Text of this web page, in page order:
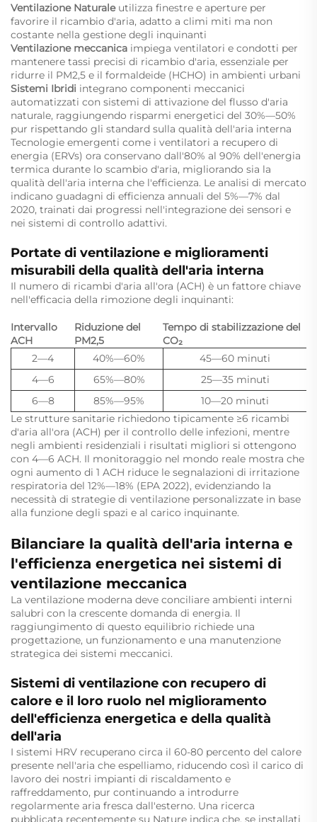
Ventilazione Naturale utilizza finestre e aperture per
favorire il ricambio d'aria, adatto a climi miti ma non
costante nella gestione degli inquinanti
Ventilazione meccanica impiega ventilatori e condotti per
mantenere tassi precisi di ricambio d'aria, essenziale per
ridurre il PM2,5 e il formaldeide (HCHO) in ambienti urbani
Sistemi Ibridi integrano componenti meccanici
automatizzati con sistemi di attivazione del flusso d'aria
naturale, raggiungendo risparmi energetici del 30%—50%
pur rispettando gli standard sulla qualità dell'aria interna
Tecnologie emergenti come i ventilatori a recupero di
energia (ERVs) ora conservano dall'80% al 90% dell'energia
termica durante lo scambio d'aria, migliorando sia la
qualità dell'aria interna che l'efficienza. Le analisi di mercato
indicano guadagni di efficienza annuali del 5%—7% dal
2020, trainati dai progressi nell'integrazione dei sensori e
nei sistemi di controllo adattivi.
Portate di ventilazione e miglioramenti
misurabili della qualità dell'aria interna
Il numero di ricambi d'aria all'ora (ACH) è un fattore chiave
nell'efficacia della rimozione degli inquinanti:
Intervallo
ACH
Riduzione del
PM2,5
Tempo di stabilizzazione del
CO₂
2—4
40%—60%
45—60 minuti
4—6
65%—80%
25—35 minuti
6—8
85%—95%
10—20 minuti
Le strutture sanitarie richiedono tipicamente ≥6 ricambi
d'aria all'ora (ACH) per il controllo delle infezioni, mentre
negli ambienti residenziali i risultati migliori si ottengono
con 4—6 ACH. Il monitoraggio nel mondo reale mostra che
ogni aumento di 1 ACH riduce le segnalazioni di irritazione
respiratoria del 12%—18% (EPA 2022), evidenziando la
necessità di strategie di ventilazione personalizzate in base
alla funzione degli spazi e al carico inquinante.
Bilanciare la qualità dell'aria interna e
l'efficienza energetica nei sistemi di
ventilazione meccanica
La ventilazione moderna deve conciliare ambienti interni
salubri con la crescente domanda di energia. Il
raggiungimento di questo equilibrio richiede una
progettazione, un funzionamento e una manutenzione
strategica dei sistemi meccanici.
Sistemi di ventilazione con recupero di
calore e il loro ruolo nel miglioramento
dell'efficienza energetica e della qualità
dell'aria
I sistemi HRV recuperano circa il 60-80 percento del calore
presente nell'aria che espelliamo, riducendo così il carico di
lavoro dei nostri impianti di riscaldamento e
raffreddamento, pur continuando a introdurre
regolarmente aria fresca dall'esterno. Una ricerca
pubblicata recentemente su Nature indica che, se installati